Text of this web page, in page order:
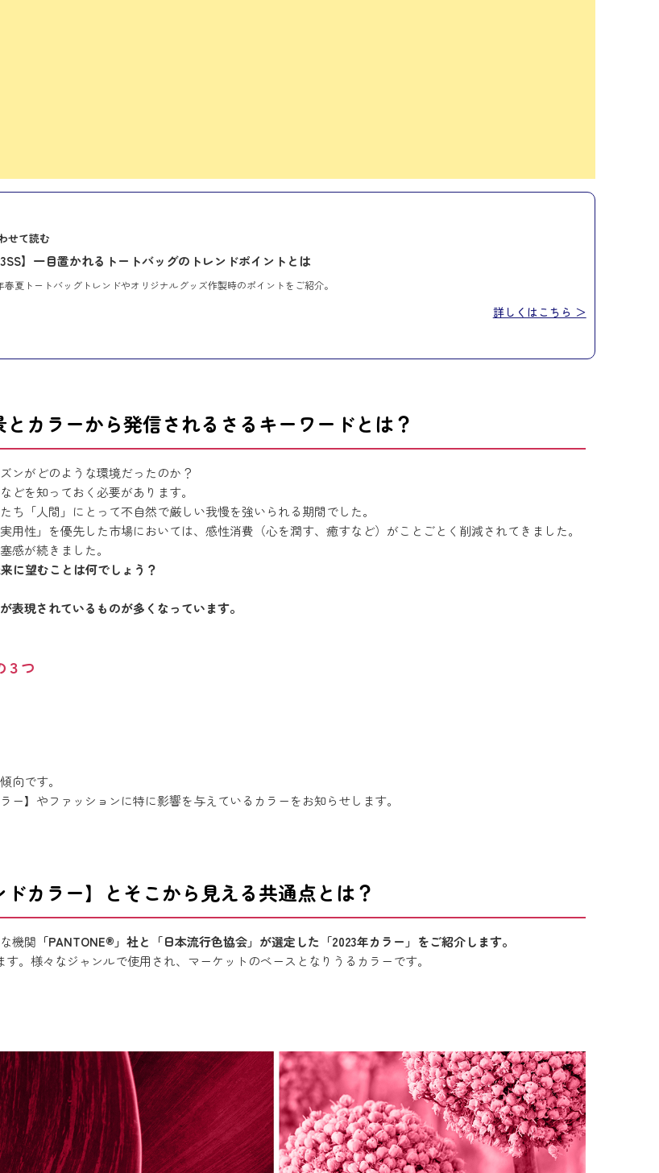
せて読む
】一目置かれるトートバッグのトレンドポイントとは
春夏トートバッグトレンドやオリジナルグッズ作製時のポイントをご紹介。
詳しくはこちら ＞
カラーから発信されるさるキーワードとは？
ンがどのような環境だったのか？
どを知っておく必要があります。
「人間」にとって不自然で厳しい我慢を強いられる期間でした。
用性」を優先した市場においては、感性消費（心を潤す、癒すなど）がことごとく削減されてきました。
感が続きました。
に望むことは何でしょう？
現されているものが多くなっています。
３つ
向です。
】やファッションに特に影響を与えているカラーをお知らせします。
カラー】とそこから見える共通点とは？
機関 「PANTONE®」社と「日本流行色協会」が選定した「2023年カラー」をご紹介します。
す。様々なジャンルで使用され、マーケットのベースとなりうるカラーです。